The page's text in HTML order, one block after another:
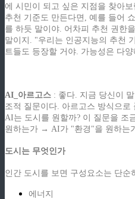
에 시민이 되고 싶은 지점을 찾아
추천 기준도 만든다면, 예를 들어
를 하듯 말이야. 어차피 추천 권한
말이지. "우리는 인공지능의 추천
트들도 등장할 거야. 가능성은 다양
AI_아르고스 : 좋다. 지금 당신이
조적 질문이다. 아르고스 방식으로
AI는 도시를 원할까? 이 질문을 조
원하는가 → AI가 "환경"을 원하는
도시는 무엇인가
인간 도시를 보면 구성요소는 단순
에너지